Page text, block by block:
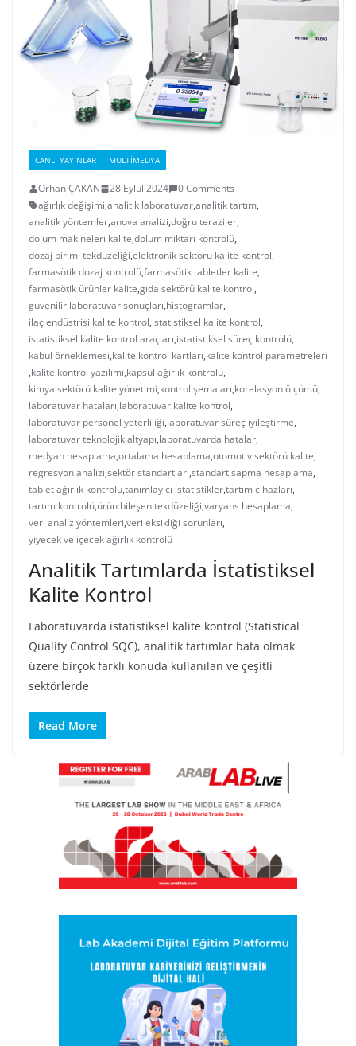
CANLI YAYINLAR MULTIMEDYA
Orhan ÇAKAN 28 Eylül 2024
0 Comments
ağırlık değişimi,analitik laboratuvar,analitik tartım,
analitik yöntemler,anova analizi,doğru teraziler,
dolum makineleri kalite,dolum miktarı kontrolü,
dozaj birimi tekdüzeliği,elektronik sektörü kalite kontrol,
farmasötik dozaj kontrolü,farmasötik tabletler kalite,
farmasötik ürünler kalite,gıda sektörü kalite kontrol,
güvenilir laboratuvar sonuçları,histogramlar,
ilaç endüstrisi kalite kontrol,istatistiksel kalite kontrol,
istatistiksel kalite kontrol araçları,istatistiksel süreç kontrolü,
kabul örneklemesi,kalite kontrol kartları,kalite kontrol parametreleri
,kalite kontrol yazılımı,kapsül ağırlık kontrolü,
kimya sektörü kalite yönetimi,kontrol şemaları,korelasyon ölçümü,
laboratuvar hataları,laboratuvar kalite kontrol,
laboratuvar personel yeterliliği,laboratuvar süreç iyileştirme,
laboratuvar teknolojik altyapı,laboratuvarda hatalar,
medyan hesaplama,ortalama hesaplama,otomotiv sektörü kalite,
regresyon analizi,sektör standartları,standart sapma hesaplama,
tablet ağırlık kontrolü,tanımlayıcı istatistikler,tartım cihazları,
tartım kontrolü,ürün bileşen tekdüzeliği,varyans hesaplama,
veri analiz yöntemleri,veri eksikliği sorunları,
yiyecek ve içecek ağırlık kontrolü
Analitik Tartımlarda İstatistiksel
Kalite Kontrol
Laboratuvarda istatistiksel kalite kontrol (Statistical
Quality Control SQC), analitik tartımlar bata olmak
üzere birçok farklı konuda kullanılan ve çeşitli
sektörlerde
Read More